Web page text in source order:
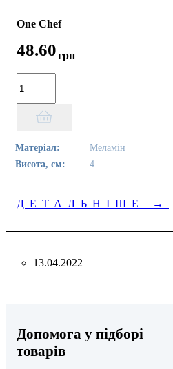
One Chef
48.60грн
Матеріал:
Меламін
Висота, см:
4
ДЕТАЛЬНІШЕ →
13.04.2022
Допомога у підборі
товарів